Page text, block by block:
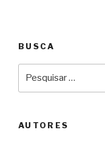
BUSCA
AUTORES